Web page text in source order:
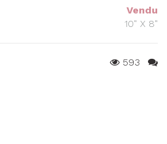
Vendu
10" X 8"
593